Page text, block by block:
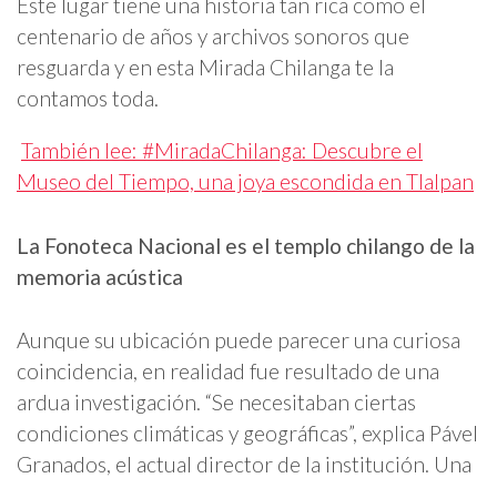
Este lugar tiene una historia tan rica como el
centenario de años y archivos sonoros que
resguarda y en esta Mirada Chilanga te la
contamos toda.
También lee: #MiradaChilanga: Descubre el
Museo del Tiempo, una joya escondida en Tlalpan
La Fonoteca Nacional es el templo chilango de la
memoria acústica
Aunque su ubicación puede parecer una curiosa
coincidencia, en realidad fue resultado de una
ardua investigación. “Se necesitaban ciertas
condiciones climáticas y geográficas”, explica Pável
Granados, el actual director de la institución. Una